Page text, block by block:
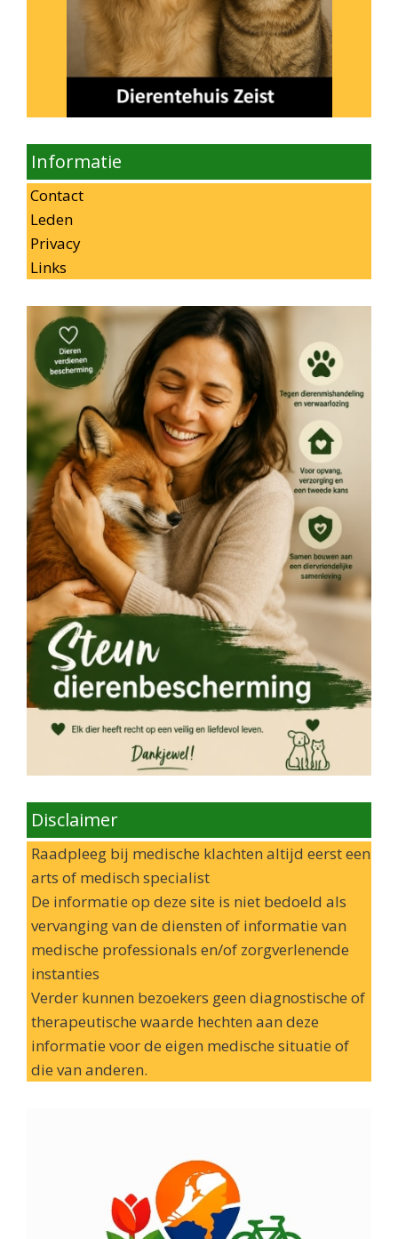
Informatie
Contact
Leden
Privacy
Links
Disclaimer
Raadpleeg bij medische klachten altijd eerst een
arts of medisch specialist
De informatie op deze site is niet bedoeld als
vervanging van de diensten of informatie van
medische professionals en/of zorgverlenende
instanties
Verder kunnen bezoekers geen diagnostische of
therapeutische waarde hechten aan deze
informatie voor de eigen medische situatie of
die van anderen.